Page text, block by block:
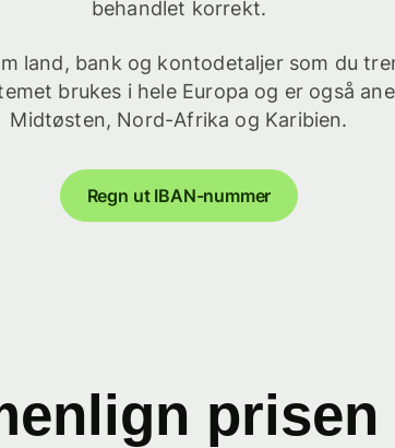
behandlet korrekt.
land, bank og kontodetaljer som du
brukes i hele Europa og er også
Midtøsten, Nord-Afrika og Karibien.
Regn ut IBAN-nummer
prisen